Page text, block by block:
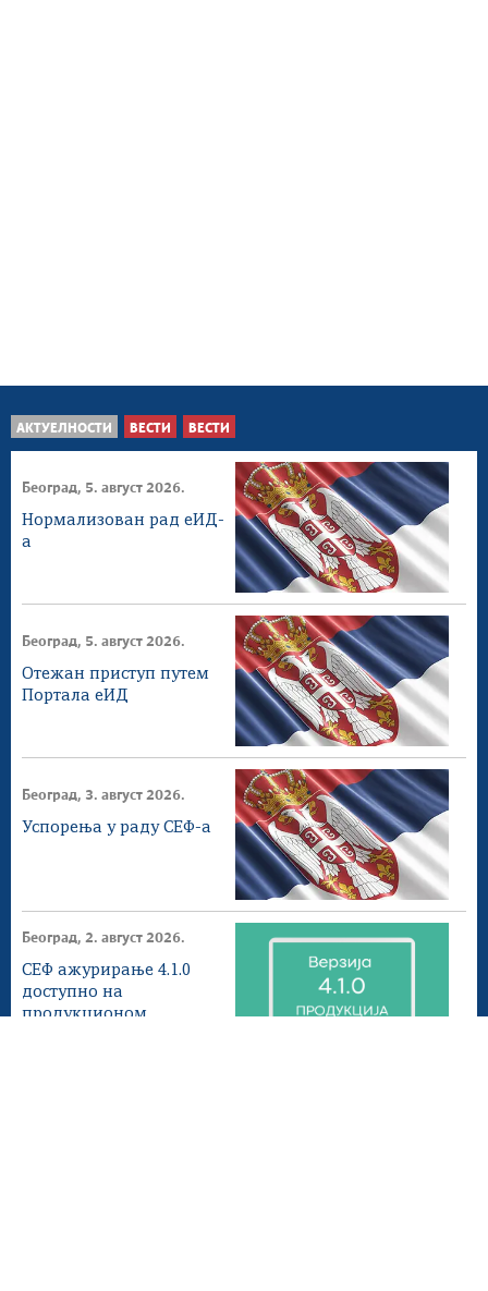
АКТУЕЛНОСТИ ВЕСТИ ВЕСТИ
Београд, 5. август 2026.
Нормализован рад еИД-
а
Београд, 5. август 2026.
Отежан приступ путем
Портала еИД
Београд, 3. август 2026.
Успорења у раду СЕФ-а
Београд, 2. август 2026.
СЕФ ажурирање 4.1.0
доступнo на
продукционом